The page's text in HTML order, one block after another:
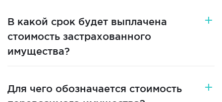
В какой срок будет выплачена
стоимость застрахованного
имущества?
Для чего обозначается стоимость